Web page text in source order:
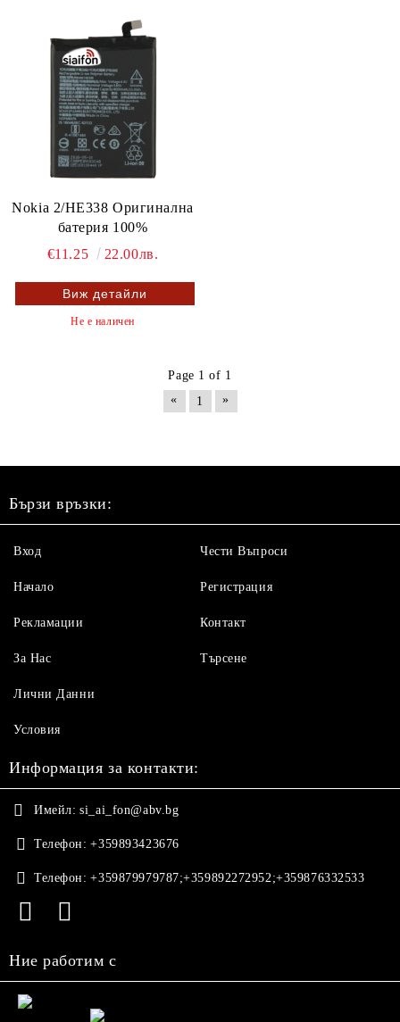
Nokia 2/HE338 Оригинална
батерия 100%
€11.25
22.00лв.
Виж детайли
Не е наличен
Page 1 of 1
«
1 »
Бързи връзки:
Вход
Начало
Рекламации
За Нас
Чести Въпроси
Регистрация
Контакт
Търсене
Лични Данни
Условия
Информация за контакти:
Имейл: si_ai_fon@abv.bg
Телефон: +359893423676
Телефон: +359879979787;+359892272952;+359876332533
Ние работим с